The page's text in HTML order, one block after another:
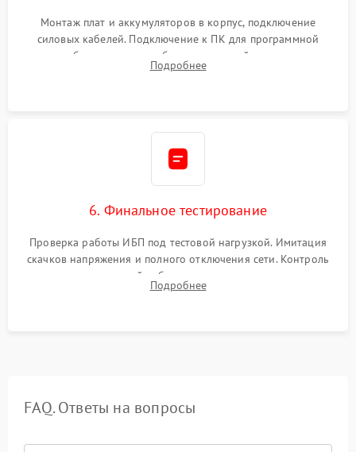
Монтаж плат и аккумуляторов в корпус, подключение
силовых кабелей. Подключение к ПК для программной
калибровки констант батареи, настройки порогов
срабатывания AVR и сброса счетчиков старения АКБ.
Подробнее
6. Финальное тестирование
Проверка работы ИБП под тестовой нагрузкой. Имитация
скачков напряжения и полного отключения сети. Контроль
времени автономной работы, температурного режима и
корректности формы выходного сигнала.
Подробнее
FAQ. Ответы на вопросы